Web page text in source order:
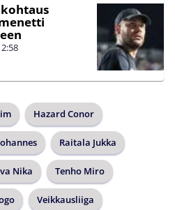
Hazard Conor
Raitala Jukka
Nika Tenho Miro
Veikkausliiga